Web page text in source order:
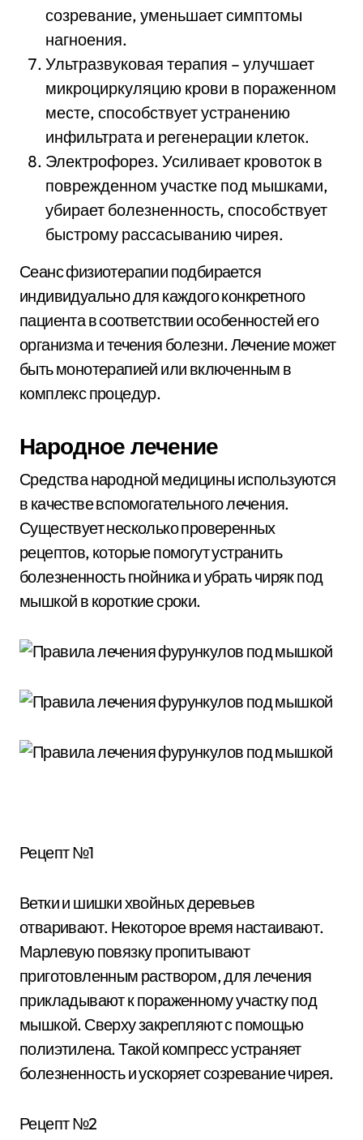
созревание, уменьшает симптомы
нагноения.
Ультразвуковая терапия – улучшает
микроциркуляцию крови в пораженном
месте, способствует устранению
инфильтрата и регенерации клеток.
Электрофорез. Усиливает кровоток в
поврежденном участке под мышками,
убирает болезненность, способствует
быстрому рассасыванию чирея.
Сеанс физиотерапии подбирается
индивидуально для каждого конкретного
пациента в соответствии особенностей его
организма и течения болезни. Лечение может
быть монотерапией или включенным в
комплекс процедур.
Народное лечение
Средства народной медицины используются
в качестве вспомогательного лечения.
Существует несколько проверенных
рецептов, которые помогут устранить
болезненность гнойника и убрать чиряк под
мышкой в короткие сроки.
Рецепт №1
Ветки и шишки хвойных деревьев
отваривают. Некоторое время настаивают.
Марлевую повязку пропитывают
приготовленным раствором, для лечения
прикладывают к пораженному участку под
мышкой. Сверху закрепляют с помощью
полиэтилена. Такой компресс устраняет
болезненность и ускоряет созревание чирея.
Рецепт №2